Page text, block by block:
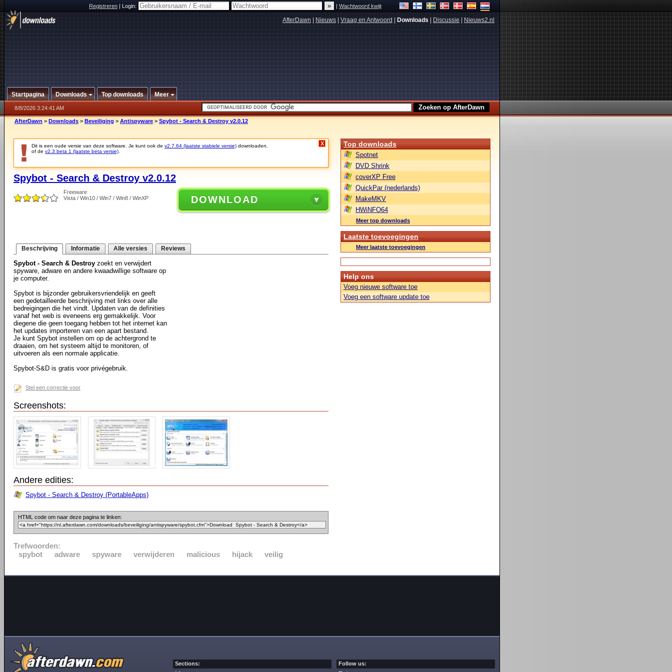
Registreren|Login: |Wachtwoord kwijt
AfterDawn Nieuws Vraag en Antwoord Downloads Discussie Nieuws2.nl
Startpagina Downloads Top downloads Meer
8/8/2026 3:24:41 AM
AfterDawn > Downloads > Beveiliging > Antispyware > Spybot - Search & Destroy v2.0.12
Dit is een oude versie van deze software. Je kunt ook de v2.7.64 (laatste stabiele versie) downloaden.
of de v2.3 beta 1 (laatste beta versie)
X
Spybot - Search & Destroy v2.0.12
Freeware
Vista / Win10 / Win7 / Win8 / WinXP
DOWNLOAD
Beschrijving Informatie Alle versies Reviews
Spybot - Search & Destroy zoekt en verwijdert
spyware, adware en andere kwaadwillige software op
je computer.
Spybot is bijzonder gebruikersvriendelijk en geeft
een gedetailleerde beschrijving met links over alle
bedreigingen die het vindt. Updaten van de definities
vanaf het web is eveneens erg gemakkelijk. Voor
diegene die geen toegang hebben tot het internet kan
het updates importeren van een apart bestand.
Je kunt Spybot instellen om op de achtergrond te
draaien, om het systeem altijd te monitoren, of
uitvoeren als een normale applicatie.
Spybot-S&D is gratis voor privégebruik.
Stel een correctie voor
Screenshots:
Andere edities:
Spybot - Search & Destroy (PortableApps)
HTML code om naar deze pagina te linken:
Trefwoorden:
spybot
adware spyware verwijderen malicious hijack veilig
Top downloads
Spotnet
DVD Shrink
coverXP Free
QuickPar (nederlands)
MakeMKV
HWiNFO64
Meer top downloads
Laatste toevoegingen
Meer laatste toevoegingen
Help ons
Voeg nieuwe software toe
Voeg een software update toe
Sections: Follow us: